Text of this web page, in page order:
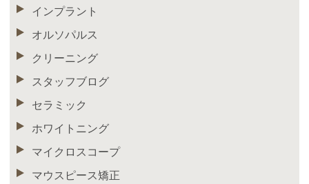
インプラント
オルソパルス
クリーニング
スタッフブログ
セラミック
ホワイトニング
マイクロスコープ
マウスピース矯正